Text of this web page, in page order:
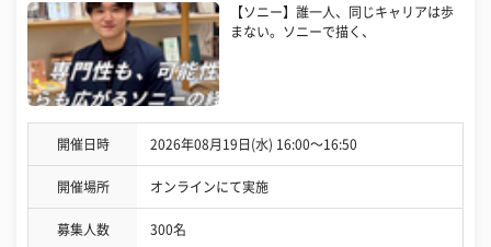
【ソニー】誰一人、同じキャリアは歩
まない。ソニーで描く、
開催日時 2026年08月19日(水) 16:00〜16:50
開催場所 オンラインにて実施
募集人数 300名